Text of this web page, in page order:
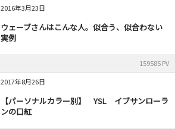
2016年3月23日
ウェーブさんはこんな人。似合う、似合わない
実例
159585 PV
2017年8月26日
【パーソナルカラー別】 YSL イブサンローラ
ンの口紅